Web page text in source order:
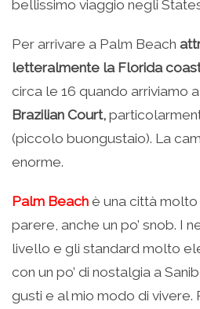
bellissimo viaggio negli
Per arrivare a Palm Beach
letteralmente la Florida
circa le 16 quando arriviamo
Brazilian Court,
(piccolo buongustaio). La
enorme.
Palm Beach è una città
parere, anche un po’ snob. I
livello e gli standard molto
con un po’ di nostalgia a
gusti e al mio modo di